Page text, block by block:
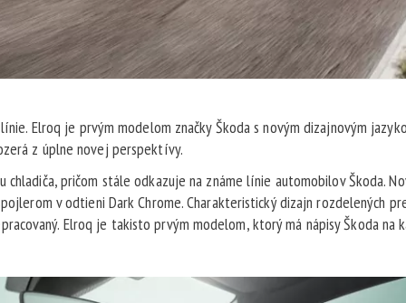
Elroq je prvým modelom značky Škoda s novým dizajnovým
z úplne novej perspektívy.
chladiča, pričom stále odkazuje na známe línie automobilov Škoda.
v odtieni Dark Chrome. Charakteristický dizajn rozdelených
Elroq je takisto prvým modelom, ktorý má nápisy Škoda na